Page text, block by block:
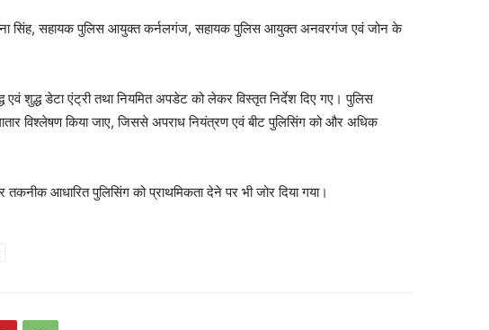
सिंह, सहायक पुलिस आयुक्त कर्नलगंज, सहायक पुलिस आयुक्त अनवरगंज एवं जोन के
शुद्ध डेटा एंट्री तथा नियमित अपडेट को लेकर विस्तृत निर्देश दिए गए। पुलिस
विश्लेषण किया जाए, जिससे अपराध नियंत्रण एवं बीट पुलिसिंग को और अधिक
आधारित पुलिसिंग को प्राथमिकता देने पर भी जोर दिया गया।